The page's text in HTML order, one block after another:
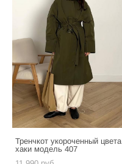
Тренчкот укороченный цвета
хаки модель 407